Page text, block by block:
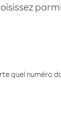
quel numéro